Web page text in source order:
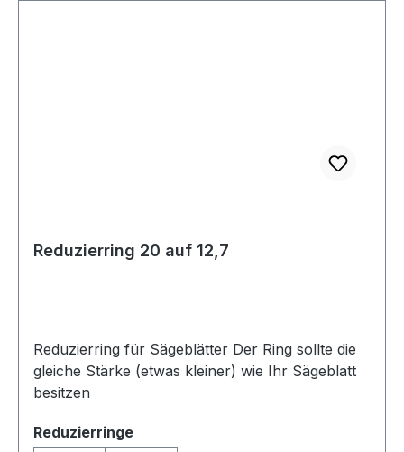
Reduzierring 20 auf 12,7
Reduzierring für Sägeblätter Der Ring sollte die
gleiche Stärke (etwas kleiner) wie Ihr Sägeblatt
besitzen
Reduzierringeauswählen